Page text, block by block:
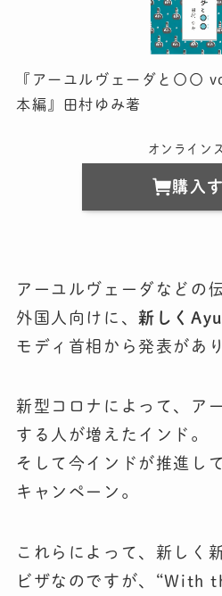
『アーユルヴェーダと〇〇
本編』田村ゆみ著
オンライン
購入
アーユルヴェーダなどの
外国人向けに、新しく
モディ首相から発表があ
新型コロナによって、ア
する人が増えたインド。
そして今インドが推進し
キャンペーン。
これらによって、新しく
ビザなのですが、